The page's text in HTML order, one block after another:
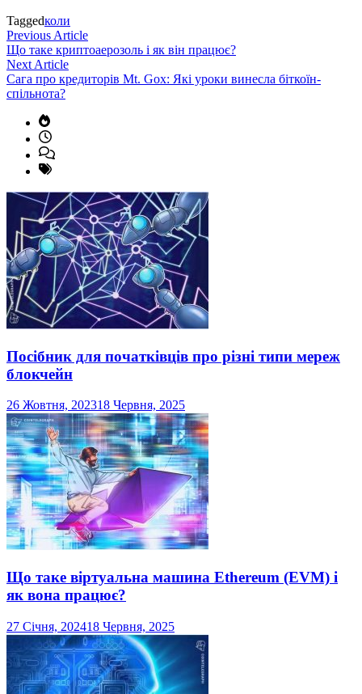
Taggedколи
Навігація
записів
Previous ArticlePrevious
article:
Що таке криптоаерозоль і як він працює?
Next ArticleNext
article:
Сага про кредиторів Mt. Gox: Які уроки винесла біткоїн-
спільнота?
Посібник для початківців про різні типи мереж
блокчейн
26 Жовтня, 202318 Червня, 2025
Що таке віртуальна машина Ethereum (EVM) і
як вона працює?
27 Січня, 202418 Червня, 2025